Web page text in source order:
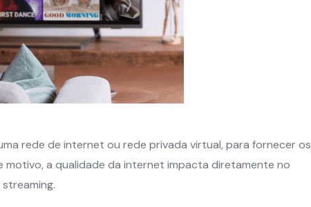
rede de internet ou rede privada virtual, para fornecer os
motivo, a qualidade da internet impacta diretamente no